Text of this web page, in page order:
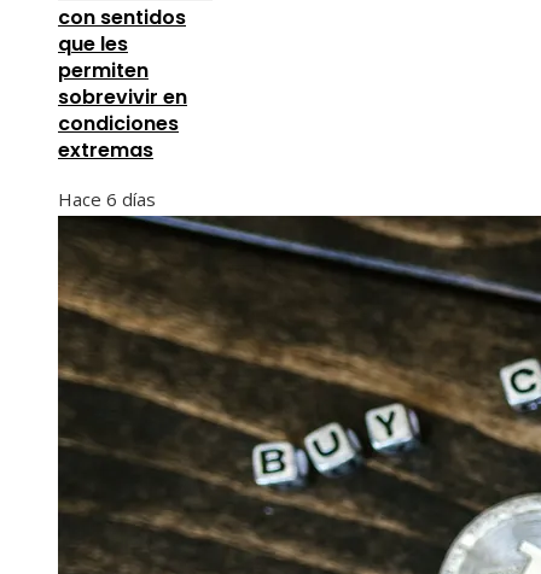
con sentidos
que les
permiten
sobrevivir en
condiciones
extremas
Hace 6 días